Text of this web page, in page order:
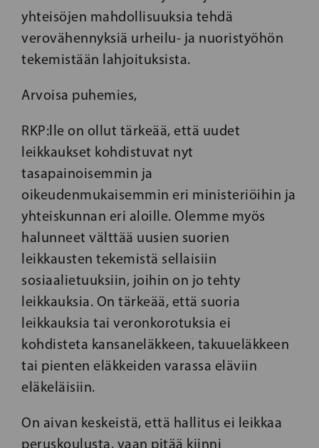
yhteisöjen mahdollisuuksia tehdä
verovähennyksiä urheilu- ja nuoristyöhön
tekemistään lahjoituksista.
Arvoisa puhemies,
RKP:lle on ollut tärkeää, että uudet
leikkaukset kohdistuvat nyt
tasapainoisemmin ja
oikeudenmukaisemmin eri ministeriöihin ja
yhteiskunnan eri aloille. Olemme myös
halunneet välttää uusien suorien
leikkausten tekemistä sellaisiin
sosiaalietuuksiin, joihin on jo tehty
leikkauksia. On tärkeää, että suoria
leikkauksia tai veronkorotuksia ei
kohdisteta kansaneläkkeen, takuueläkkeen
tai pienten eläkkeiden varassa eläviin
eläkeläisiin.
On aivan keskeistä, että hallitus ei leikkaa
peruskoulusta, vaan pitää kiinni